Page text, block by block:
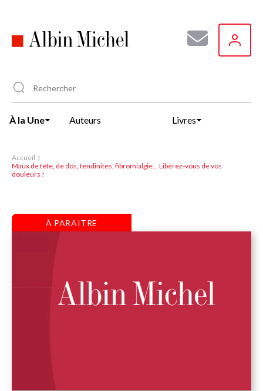
principal
À la Une Auteurs Livres
Accueil
Maux de tête, de dos, tendinites, fibromialgie... Libérez-vous de vos
douleurs !
À PARAITRE